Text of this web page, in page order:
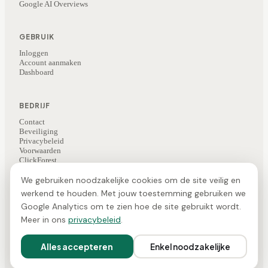
Google AI Overviews
GEBRUIK
Inloggen
Account aanmaken
Dashboard
BEDRIJF
Contact
Beveiliging
Privacybeleid
Voorwaarden
ClickForest
©2026 ClickForest · Veesie is een product van ClickForest
Gemaakt in de Benelux · EU-hosting · GDPR-conform ·
We gebruiken noodzakelijke cookies om de site veilig en
werkend te houden. Met jouw toestemming gebruiken we
Google Analytics om te zien hoe de site gebruikt wordt.
Meer in ons privacybeleid.
Alles accepteren Enkel noodzakelijke